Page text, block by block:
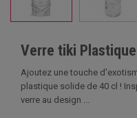
Verre tiki
Ajoutez une touche
plastique solide de 40 cl !
verre au design ...